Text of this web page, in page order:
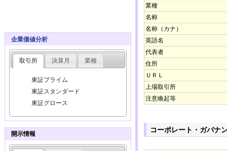
業種
名称
名称（カナ）
英語名
代表者
住所
ＵＲＬ
上場取引所
注意喚起等
コーポレート・ガバナ
企業価値分析
取引所 決算月 業種
東証プライム
東証スタンダード
東証グロース
開示情報